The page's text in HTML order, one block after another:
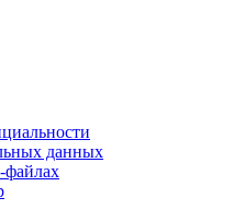
данных
файлах